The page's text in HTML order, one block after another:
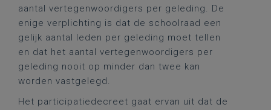
aantal vertegenwoordigers per geleding. De
enige verplichting is dat de schoolraad een
gelijk aantal leden per geleding moet tellen
en dat het aantal vertegenwoordigers per
geleding nooit op minder dan twee kan
worden vastgelegd.
Het participatiedecreet gaat ervan uit dat de